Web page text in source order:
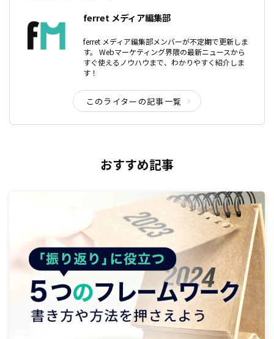
ferret メディア編集部
ferret メディア編集部メンバーが不定期で更新しま
す。 Webマーケティング界隈の最新ニュースから
すぐ使えるノウハウまで、わかりやすく紹介しま
す！
このライターの記事一覧
おすすめ記事